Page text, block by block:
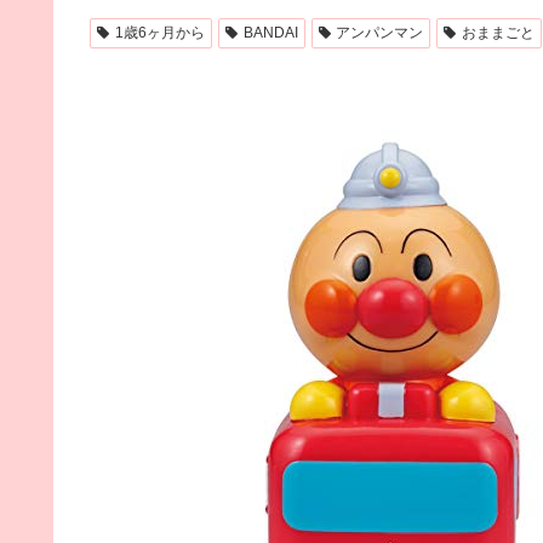
1歳6ヶ月から BANDAI アンパンマン おままごと